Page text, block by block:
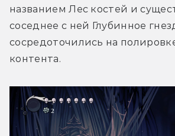
названием Лес костей и
соседнее с ней Глубинное
сосредоточились на
контента.